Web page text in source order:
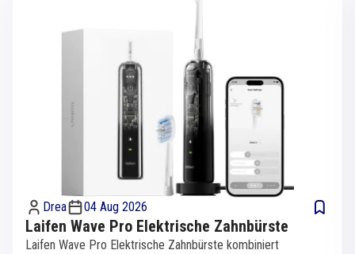
Drea 04 Aug 2026
Laifen Wave Pro Elektrische Zahnbürste
Laifen Wave Pro Elektrische Zahnbürste kombiniert